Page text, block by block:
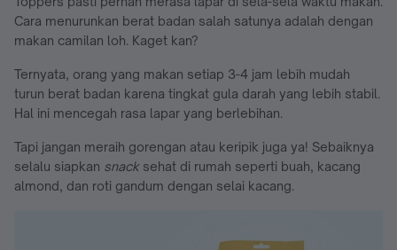
Cara menurunkan berat badan salah satunya adalah dengan
makan camilan loh. Kaget kan?
Ternyata, orang yang makan setiap 3-4 jam lebih mudah
turun berat badan karena tingkat gula darah yang lebih stabil.
Hal ini mencegah rasa lapar yang berlebihan.
Tapi jangan meraih gorengan atau keripik juga ya! Sebaiknya
selalu siapkan snacksehat di rumah seperti buah, kacang
almond, dan roti gandum dengan selai kacang.